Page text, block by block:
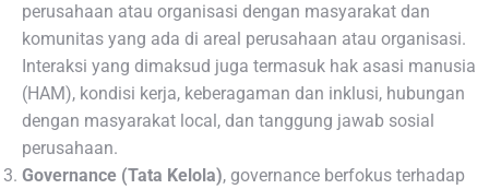
perusahaan atau organisasi dengan masyarakat dan
komunitas yang ada di areal perusahaan atau organisasi.
Interaksi yang dimaksud juga termasuk hak asasi manusia
(HAM), kondisi kerja, keberagaman dan inklusi, hubungan
dengan masyarakat local, dan tanggung jawab sosial
perusahaan.
Governance (Tata Kelola), governance berfokus terhadap